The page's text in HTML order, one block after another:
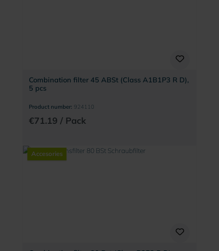
Combination filter 45 ABSt (Class A1B1P3 R D),
5 pcs
Product number: 924110
€71.19 / Pack
Accesories